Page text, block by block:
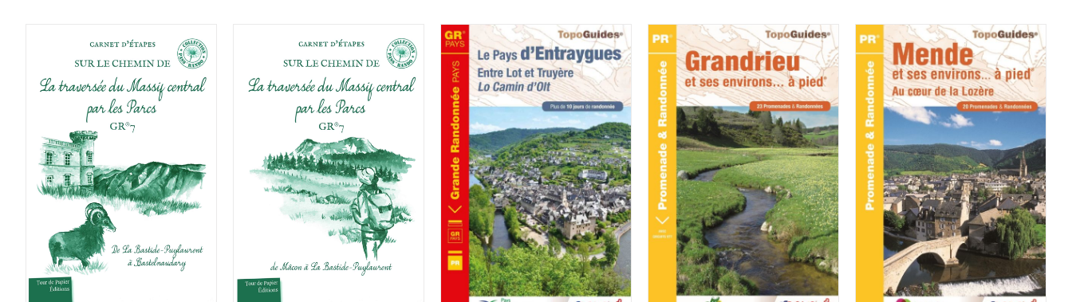
ACHETER LE PRODUIT
/
DÉTAILS
ACHETER LE PRODUIT
/
DÉTAILS
ACHETER LE PRODUIT
/
DÉTAILS
ACHETER LE PRODUIT
/
DÉTAILS
ACHETER LE PRODUIT
/
DÉTAILS